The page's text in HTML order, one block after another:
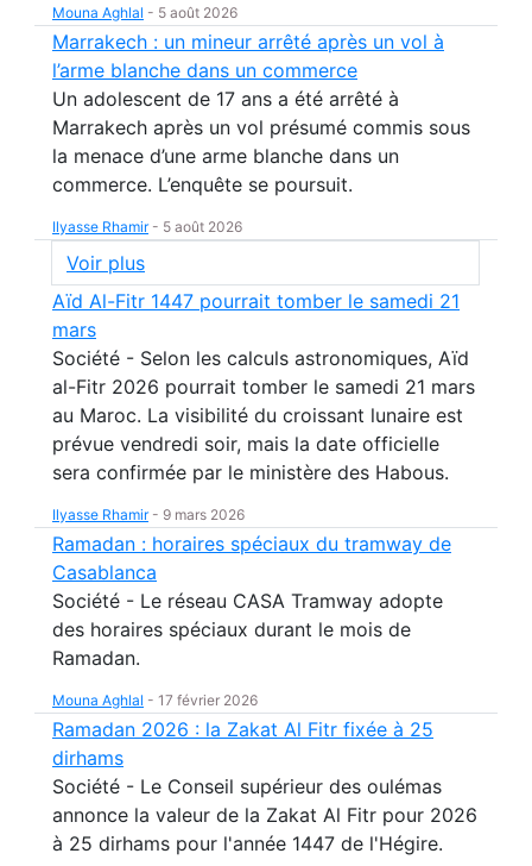
Mouna Aghlal - 5 août 2026
Marrakech : un mineur arrêté après un vol à
l’arme blanche dans un commerce
Un adolescent de 17 ans a été arrêté à
Marrakech après un vol présumé commis sous
la menace d’une arme blanche dans un
commerce. L’enquête se poursuit.
Ilyasse Rhamir- 5 août 2026
Voir plus
Aïd Al-Fitr 1447 pourrait tomber le samedi 21
mars
Société - Selon les calculs astronomiques, Aïd
al-Fitr 2026 pourrait tomber le samedi 21 mars
au Maroc. La visibilité du croissant lunaire est
prévue vendredi soir, mais la date officielle
sera confirmée par le ministère des Habous.
Ilyasse Rhamir- 9 mars 2026
Ramadan : horaires spéciaux du tramway de
Casablanca
Société - Le réseau CASA Tramway adopte
des horaires spéciaux durant le mois de
Ramadan.
Mouna Aghlal - 17 février 2026
Ramadan 2026 : la Zakat Al Fitr fixée à 25
dirhams
Société - Le Conseil supérieur des oulémas
annonce la valeur de la Zakat Al Fitr pour 2026
à 25 dirhams pour l'année 1447 de l'Hégire.